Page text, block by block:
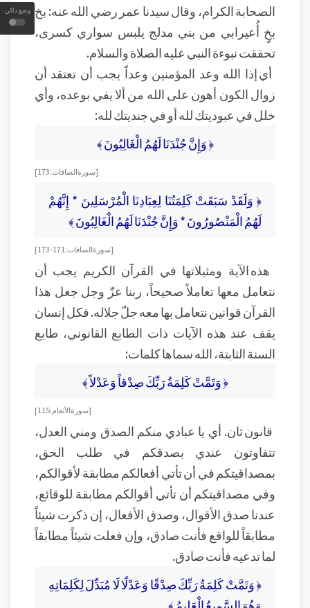
وضع داكن الصحابة الكرام، وقال سيدنا عمر رضي الله عنه: بخ
بخٍ أُعيرابي من بني مدلج يلبس سواري كسرى،
تحققت نبوءة النبي عليه الصلاة والسلام.
أي إذا الله وعد المؤمنين وعداً يجب أن تعتقد أن
زوال الكون أهون على الله من ألا يفي بوعده، وأي
خلل في عبوديتك لله أو في جنديتك لله:
﴿ وَإِنَّ جُنْدَنَا لَهُمُ الْغَالِبُونَ ﴾
[سورة الصافات: 173]
﴿ وَلَقَدْ سَبَقَتْ كَلِمَتُنَا لِعِبَادِنَا الْمُرْسَلِينَ * إِنَّهُمْ
لَهُمُ الْمَنْصُورُونَ * وَإِنَّ جُنْدَنَا لَهُمُ الْغَالِبُونَ ﴾
[سورة الصافات: 171-173]
هذه الآية ومثيلاتها في القرآن الكريم يجب أن
نتعامل معها تعاملاً صحيحاً، ربنا عزّ وجل جعل هذا
القرآن قوانين نتعامل بها معه جلّ جلاله. فكل إنسان
يقف عند هذه الآيات ذات الطابع القانوني، طابع
السنة الثابتة، الله سماها كلمات:
﴿ وَتَمَّتْ كَلِمَةُ رَبِّكَ صِدْقاً وَعَدْلاً ﴾
[ سورة الأنعام: 115]
قانون ثان. أي يا عبادي منكم الصدق ومني العدل،
تتفاوتون عندي بصدقكم في طلب الحق،
بمصداقيتكم في أن تأتي أفعالكم مطابقة لأقوالكم،
وفي مصداقيتكم أن تأتي أقوالكم مطابقة للوقائع،
عندنا صدق الأقوال، وصدق الأفعال، إن ذكرت شيئاً
مطابقاً للواقع فأنت صادق، وإن فعلت شيئاً مطابقاً
لما تدعيه فأنت صادق.
﴿ وَتَمَّتْ كَلِمَةُ رَبِّكَ صِدْقًا وَعَدْلًا لَا مُبَدِّلَ لِكَلِمَاتِهِ